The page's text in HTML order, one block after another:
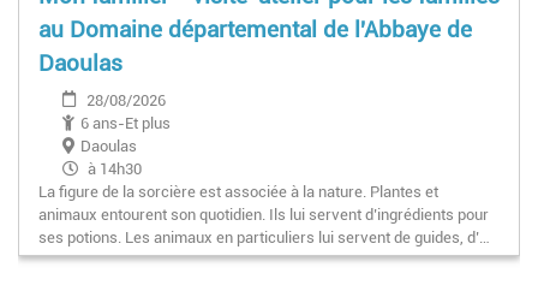
au Domaine départemental de l'Abbaye de
Daoulas
28/08/2026
6 ans-Et plus
Daoulas
à 14h30
La figure de la sorcière est associée à la nature. Plantes et
animaux entourent son quotidien. Ils lui servent d’ingrédients pour
ses potions. Les animaux en particuliers lui servent de guides, d’…